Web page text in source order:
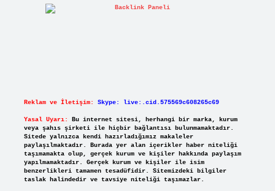
Reklam ve İletişim: Skype: live:.cid.575569c608265c69
Yasal Uyarı:
Bu internet sitesi, herhangi bir marka, kurum
veya şahıs şirketi ile hiçbir bağlantısı bulunmamaktadır.
Sitede yalnızca kendi hazırladığımız makaleler
paylaşılmaktadır. Burada yer alan içerikler haber niteliği
taşımamakta olup, gerçek kurum ve kişiler hakkında paylaşım
yapılmamaktadır. Gerçek kurum ve kişiler ile isim
benzerlikleri tamamen tesadüfidir. Sitemizdeki bilgiler
taslak halindedir ve tavsiye niteliği taşımazlar.